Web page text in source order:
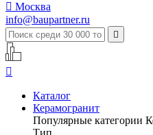
 Москва
info@baupartner.ru


Каталог
Керамогранит
Популярные категории
Тип